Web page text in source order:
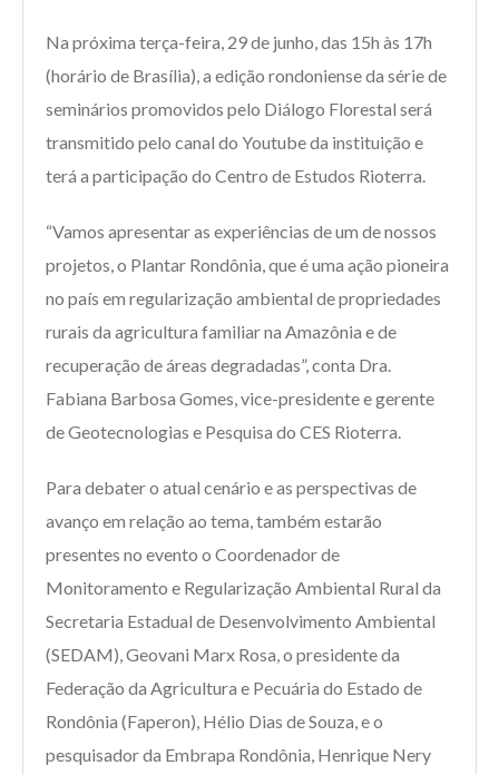
Na próxima terça-feira, 29 de junho, das 15h às 17h
(horário de Brasília), a edição rondoniense da série de
seminários promovidos pelo Diálogo Florestal será
transmitido pelo canal do Youtube da instituição e
terá a participação do Centro de Estudos Rioterra.
“Vamos apresentar as experiências de um de nossos
projetos, o Plantar Rondônia, que é uma ação pioneira
no país em regularização ambiental de propriedades
rurais da agricultura familiar na Amazônia e de
recuperação de áreas degradadas”, conta Dra.
Fabiana Barbosa Gomes, vice-presidente e gerente
de Geotecnologias e Pesquisa do CES Rioterra.
Para debater o atual cenário e as perspectivas de
avanço em relação ao tema, também estarão
presentes no evento o Coordenador de
Monitoramento e Regularização Ambiental Rural da
Secretaria Estadual de Desenvolvimento Ambiental
(SEDAM), Geovani Marx Rosa, o presidente da
Federação da Agricultura e Pecuária do Estado de
Rondônia (Faperon), Hélio Dias de Souza, e o
pesquisador da Embrapa Rondônia, Henrique Nery